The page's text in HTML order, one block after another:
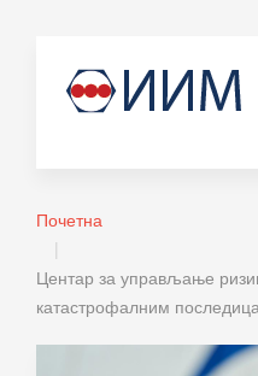
Почетна
Центар за управљање
катастрофалним